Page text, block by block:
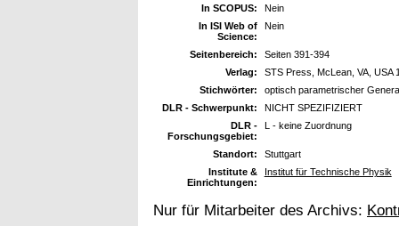
In SCOPUS:
Nein
In ISI Web of
Science:
Nein
Seitenbereich:
Seiten 391-394
Verlag:
STS Press, McLean, VA, USA
Stichwörter:
optisch parametrischer
DLR - Schwerpunkt:
NICHT SPEZIFIZIERT
DLR -
Forschungsgebiet:
L - keine Zuordnung
Standort:
Stuttgart
Institute &
Einrichtungen:
Institut für Technische Physik
Nur für Mitarbeiter des Archivs: